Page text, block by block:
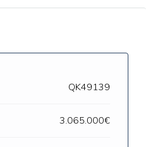
QK49139
3.065.000€